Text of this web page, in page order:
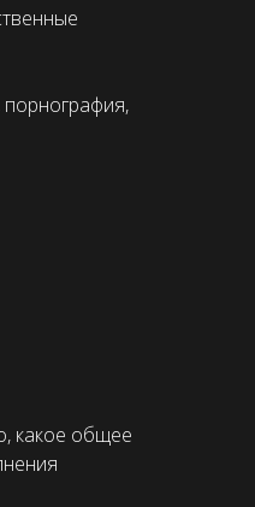
порнография,
какое общее